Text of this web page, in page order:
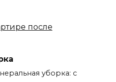
уборка: с